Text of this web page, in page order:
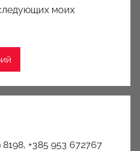
моих
8198, +385 953 672767